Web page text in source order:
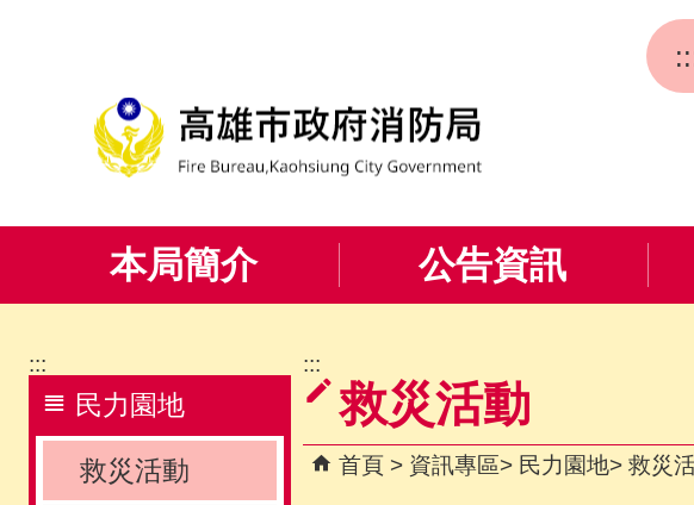
本局簡介 公告資訊
:::
民力園地
救災活動
:::
救災活動
首頁 資訊專區 民力園地 救災